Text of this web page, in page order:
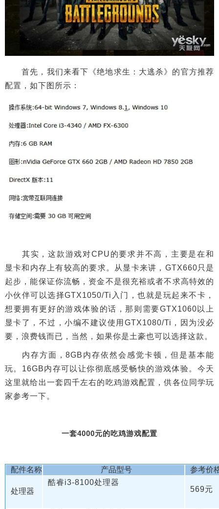
首先，我们来看下《绝地求生：大逃杀》的官方推荐
配置，如下图所示：
其实，这款游戏对CPU的要求并不高，主要是在和
显卡和内存上有较高的要求。从显卡来讲，GTX660只是
起步，能保证你流畅，资金不是很充裕或者不求高特效的
小伙伴可以选择GTX1050/Ti入门，也就是玩起来不卡，
想要拥有更好的游戏体验的话，那则需要GTX1060以上
显卡了，不过，小编不建议使用GTX1080/Ti，因为没必
要，浪费钱而已，当然，如果你是土豪也可以选择这款。
内存方面，8GB内存依然会感觉卡顿，但是基本能
玩。16GB内存可以让你彻底感受畅快的游戏体验。今天
这里就给出一套四千左右的吃鸡游戏配置，供各位同学玩
家参考一下。
一套4000元的吃鸡游戏配置
配件名称 产品型号 参考价
处理器
酷睿i3-8100处理器
569元